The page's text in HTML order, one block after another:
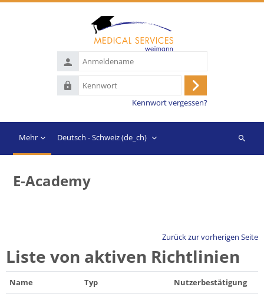
Anmeldename
Kennwort
Anmelden
Kennwort vergessen?
Mehr Deutsch - Schweiz ‎(de_ch)‎
Suchen
E-Academy
Zurück zur vorherigen Seite
Liste von aktiven Richtlinien
Name Typ Nutzerbestätigung